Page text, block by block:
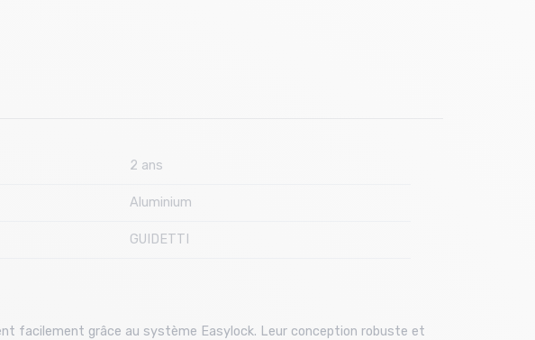
2 ans
Aluminium
GUIDETTI
facilement grâce au système Easylock. Leur conception robuste et